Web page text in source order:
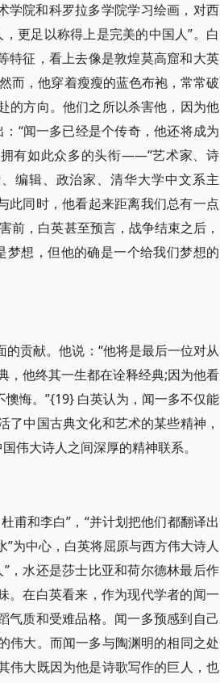
学院和科罗拉多学院学习绘画，对西
更足以称得上是完美的中国人”。白
特征，看上去像是敦煌莫高窟和大英
而，他穿着瘦瘦的蓝色布袍，常常破
的方向。他们之所以杀害他，因为他
“闻一多已经是个传奇，他还将成为
有如此众多的头衔——“艺术家、诗
编辑、政治家、清华大学中文系主
此同时，他看起来距离我们总有一点
前，白英甚至预言，战争结束之后，
梦想，但他的确是一个给我们梦想的
贡献。他说：“他将是最后一位对从
，他终其一生都在诠释经典;因为他看
悔。”{19} 白英认为，闻一多不仅能
中国古典文化和艺术的某些精神，
伟大诗人之间深厚的精神联系。
甫和李白”，“并计划把他们都翻译出
”为中心，白英将屈原与西方伟大诗人
，水还是莎士比亚和荷尔德林最后作
。在白英看来，作为现代学者的闻一
气质和受难品格。闻一多预感到自己
伟大。而闻一多与陶渊明的相同之处
伟大既因为他是诗歌写作的巨人，也